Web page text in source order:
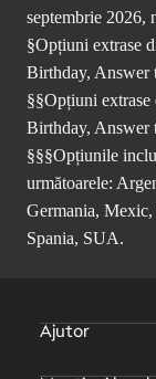
septembrie 2026,
§Opțiuni extrase
Birthday, Answer
§§Opțiuni
Birthday, Answer
§§§Opțiunile
următoarele:
Germania, Mexic,
Spania, SUA.
Ajutor